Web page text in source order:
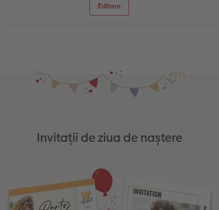
Editare
Invitații de ziua de naștere